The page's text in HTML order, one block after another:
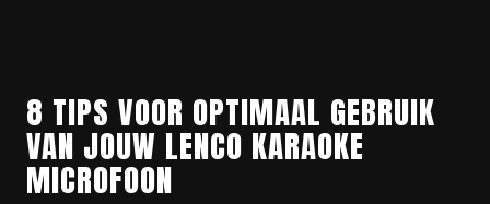
8 TIPS VOOR OPTIMAAL GEBRUIK
VAN JOUW LENCO KARAOKE
MICROFOON